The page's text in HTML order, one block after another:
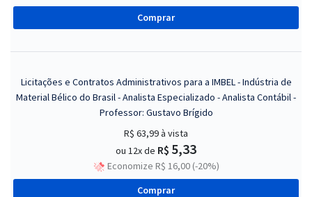
Comprar
Licitações e Contratos Administrativos para a IMBEL - Indústria de
Material Bélico do Brasil - Analista Especializado - Analista Contábil -
Professor: Gustavo Brígido
R$ 63,99à vista
ou 12x de R$ 5,33
Economize R$ 16,00 (-20%)
Comprar